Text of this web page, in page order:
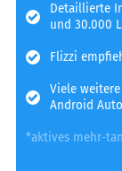
Detaillierte
und 30.000
Flizzi
Viele
Android
*aktives mehr-